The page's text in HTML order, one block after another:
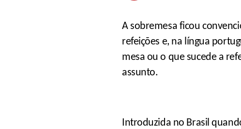
A sobremesa ficou
refeições e, na língua
mesa ou o que sucede a
assunto.
Introduzida no Brasil